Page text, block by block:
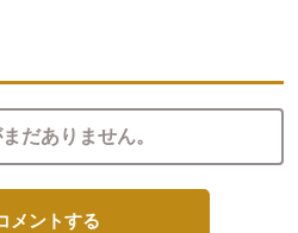
だありません。
メントする